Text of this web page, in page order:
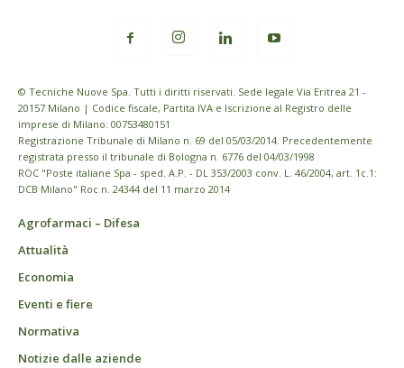
© Tecniche Nuove Spa. Tutti i diritti riservati. Sede legale Via Eritrea 21 -
20157 Milano | Codice fiscale, Partita IVA e Iscrizione al Registro delle
imprese di Milano: 00753480151
Registrazione Tribunale di Milano n. 69 del 05/03/2014. Precedentemente
registrata presso il tribunale di Bologna n. 6776 del 04/03/1998
ROC "Poste italiane Spa - sped. A.P. - DL 353/2003 conv. L. 46/2004, art. 1c.1:
DCB Milano" Roc n. 24344 del 11 marzo 2014
Agrofarmaci – Difesa
Attualità
Economia
Eventi e fiere
Normativa
Notizie dalle aziende